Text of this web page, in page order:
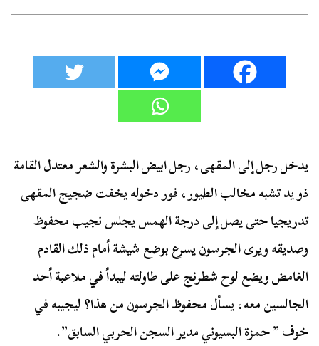
يدخل رجل إلى المقهى، رجل ابيض البشرة والشعر معتدل القامة
ذو يد تشبه مخالب الطيور، فور دخوله يخفت ضجيج المقهى
تدريجيا حتى يصل إلى درجة الهمس يجلس نجيب محفوظ
وصديقه ويرى الجرسون يسرع بوضع شيشة أمام ذلك القادم
الغامض ويضع لوح شطرنج على طاولته ليبدأ في ملاعبة أحد
الجالسين معه، يسأل محفوظ الجرسون من هذا؟ ليجيبه في
خوف ” حمزة البسيوني مدير السجن الحربي السابق”.